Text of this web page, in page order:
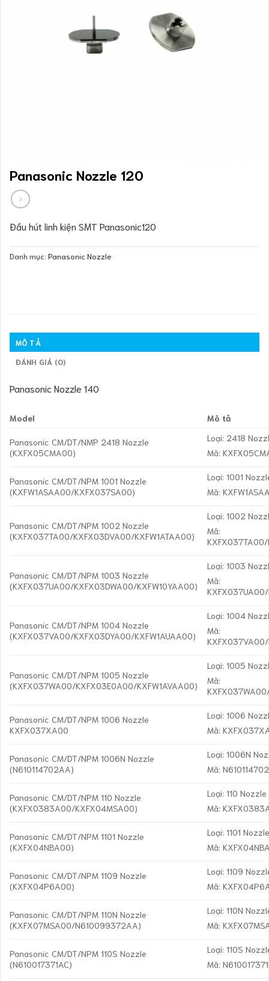
Panasonic Nozzle 120
Đầu hút linh kiện SMT Panasonic120
Danh mục: Panasonic Nozzle
MÔ TẢ
ĐÁNH GIÁ (0)
Panasonic Nozzle 140
Model Mô tả
Panasonic CM/DT/NMP 2418 Nozzle
(KXFX05CMA00)
Loại: 2418
Mã:
Panasonic CM/DT/NPM 1001 Nozzle
(KXFW1ASAA00/KXFX037SA00)
Loại: 1001
Mã:
Panasonic CM/DT/NPM 1002 Nozzle
(KXFX037TA00/KXFX03DVA00/KXFW1ATAA00)
Loại: 1002
Mã:
KXFX037TA00/
Panasonic CM/DT/NPM 1003 Nozzle
(KXFX037UA00/KXFX03DWA00/KXFW10YAA00)
Loại: 1003
Mã:
Panasonic CM/DT/NPM 1004 Nozzle
(KXFX037VA00/KXFX03DYA00/KXFW1AUAA00)
Loại: 1004
Mã:
Panasonic CM/DT/NPM 1005 Nozzle
(KXFX037WA00/KXFX03E0A00/KXFW1AVAA00)
Loại: 1005
Mã:
Panasonic CM/DT/NPM 1006 Nozzle
KXFX037XA00
Loại: 1006
Mã:
Panasonic CM/DT/NPM 1006N Nozzle
(N610114702AA)
Loại: 1006N
Mã:
Panasonic CM/DT/NPM 110 Nozzle
(KXFX0383A00/KXFX04MSA00)
Loại: 110 Nozzle
Mã:
Panasonic CM/DT/NPM 1101 Nozzle
(KXFX04NBA00)
Loại: 1101
Mã:
Panasonic CM/DT/NPM 1109 Nozzle
(KXFX04P6A00)
Loại: 1109
Mã:
Panasonic CM/DT/NPM 110N Nozzle
(KXFX07MSA00/N610099372AA)
Loại: 110N
Mã:
Panasonic CM/DT/NPM 110S Nozzle
(N610017371AC)
Loại: 110S
Mã: